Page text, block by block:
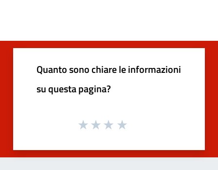
Quanto sono chiare le informazioni
su questa pagina?